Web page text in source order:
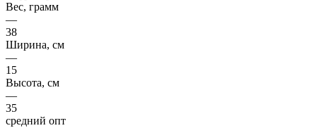
Вес, грамм
—
38
Ширина, см
—
15
Высота, см
—
35
средний опт